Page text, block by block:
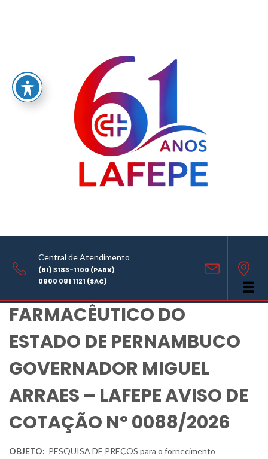
Central de Atendimento
(81) 3183-1100 (PABX)
0800 081 1121 (SAC)
LABORATÓRIO FARMACÊUTICO DO ESTADO DE PERNAMBUCO
GOVERNADOR MIGUEL ARRAES – LAFEPE AVISO DE COTAÇÃO Nº 0088/2026
COMPARTILHE
LABORATÓRIO
FARMACÊUTICO DO
ESTADO DE PERNAMBUCO
GOVERNADOR MIGUEL
ARRAES – LAFEPE AVISO DE
COTAÇÃO Nº 0088/2026
OBJETO: PESQUISA DE PREÇOS para o fornecimento